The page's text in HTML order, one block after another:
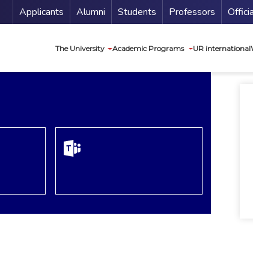
Menu Secundario
Applicants Alumni Students Professors
The University Academic Programs UR international